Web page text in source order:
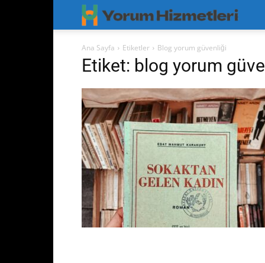
Google
–
Google
Maps
Ana Sayfa Etiketler Blog yorum güvenliği
Etiket: blog yorum